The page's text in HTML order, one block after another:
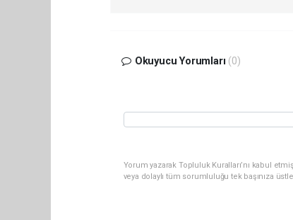
Okuyucu Yorumları (0)
Yorum yazarak Topluluk Kuralları’nı kabul
veya dolaylı tüm sorumluluğu tek başınıza